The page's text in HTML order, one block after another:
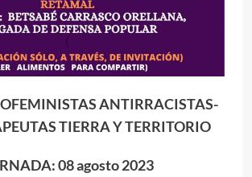
ANTIRRACISTAS-
TIERRA Y TERRITORIO
08 agosto 2023